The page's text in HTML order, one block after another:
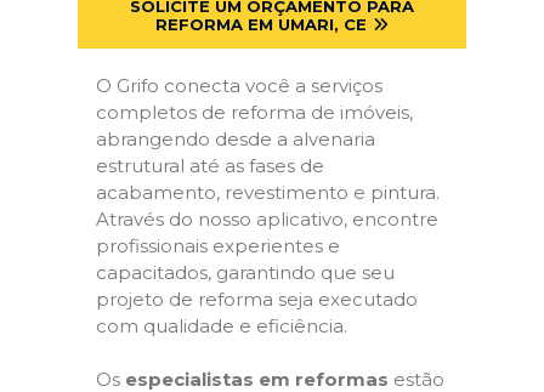
SOLICITE UM ORÇAMENTO PARA
REFORMA EM UMARI, CE
O Grifo conecta você a serviços
completos de reforma de imóveis,
abrangendo desde a alvenaria
estrutural até as fases de
acabamento, revestimento e pintura.
Através do nosso aplicativo, encontre
profissionais experientes e
capacitados, garantindo que seu
projeto de reforma seja executado
com qualidade e eficiência.
Os especialistas em reformas estão